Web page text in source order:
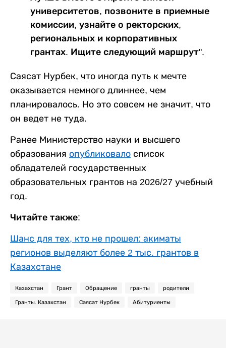
университетов, позвоните в приемные
комиссии, узнайте о ректорских,
региональных и корпоративных
грантах. Ищите следующий маршрут".
Саясат Нурбек, что иногда путь к мечте
оказывается немного длиннее, чем
планировалось. Но это совсем не значит, что
он ведет не туда.
Ранее Министерство науки и высшего
образования опубликовало список
обладателей государственных
образовательных грантов на 2026/27 учебный
год.
Читайте также:
Шанс для тех, кто не прошел: акиматы
регионов выделяют более 2 тыс. грантов в
Казахстане
Казахстан Грант Обращение гранты родители
Гранты. Казахстан Саясат Нурбек Абитуриенты